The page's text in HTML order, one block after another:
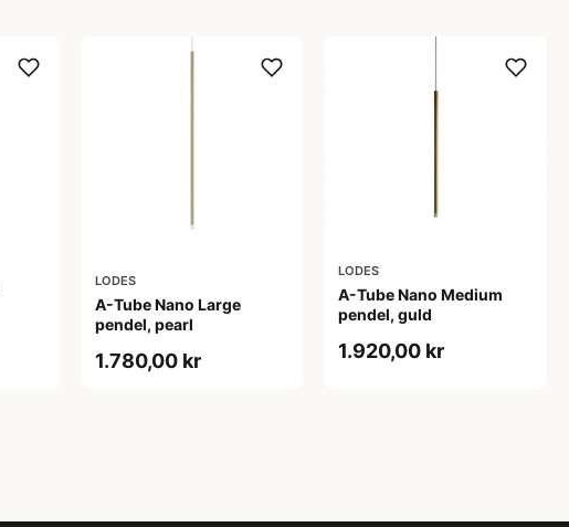
LODES
A-Tube Nano Large
pendel, pearl
1.780,00 kr
LODES
A-Tube Nano Medium
pendel, guld
1.920,00 kr